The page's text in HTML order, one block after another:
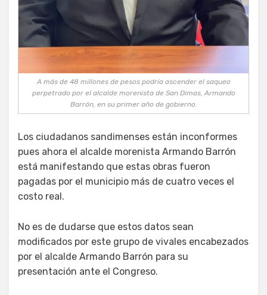
A más de 48 millones de pesos podría ascender el saqueo
perpetrado por el alcalde morenista de San Dimas, Armando
Barrón, en su primer año de gobierno.
Los ciudadanos sandimenses están inconformes
pues ahora el alcalde morenista Armando Barrón
está manifestando que estas obras fueron
pagadas por el municipio más de cuatro veces el
costo real.
No es de dudarse que estos datos sean
modificados por este grupo de vivales encabezados
por el alcalde Armando Barrón para su
presentación ante el Congreso.